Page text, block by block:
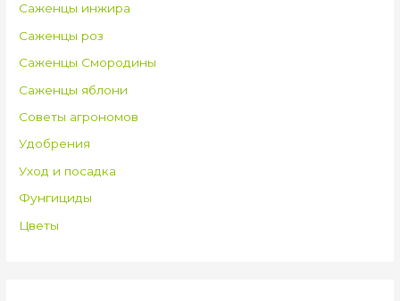
Саженцы инжира
Саженцы роз
Саженцы Смородины
Саженцы яблони
Советы агрономов
Удобрения
Уход и посадка
Фунгициды
Цветы